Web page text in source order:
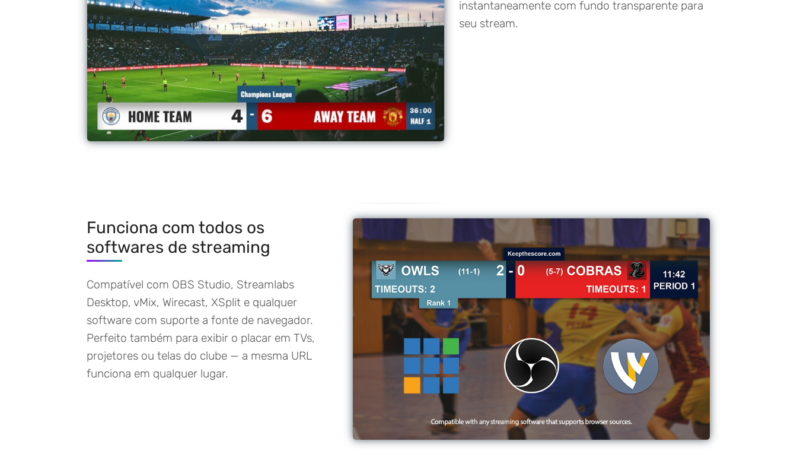
instantaneamente com fundo transparente para
seu stream.
Funciona com todos os
softwares de streaming
Compatível com OBS Studio, Streamlabs
Desktop, vMix, Wirecast, XSplit e qualquer
software com suporte a fonte de navegador.
Perfeito também para exibir o placar em TVs,
projetores ou telas do clube — a mesma URL
funciona em qualquer lugar.